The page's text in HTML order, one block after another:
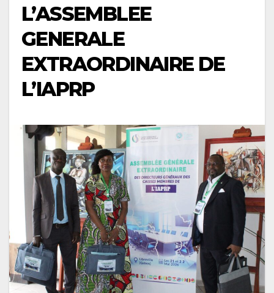
L’ASSEMBLEE
GENERALE
EXTRAORDINAIRE DE
L’IAPRP